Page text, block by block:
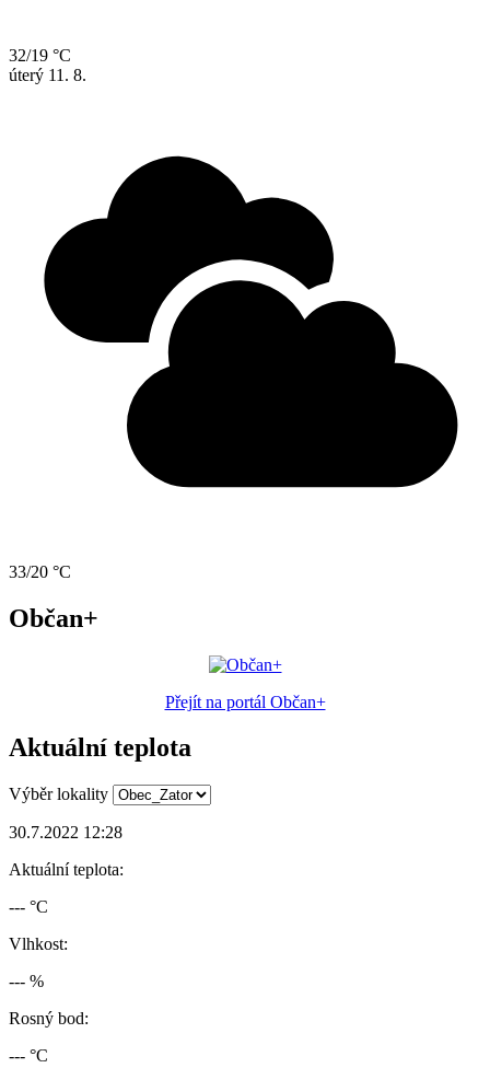
32/19 °C
úterý 11. 8.
33/20 °C
Občan+
Přejít na portál Občan+
Aktuální teplota
Výběr lokality
30.7.2022 12:28
Aktuální teplota:
--- °C
Vlhkost:
--- %
Rosný bod:
--- °C